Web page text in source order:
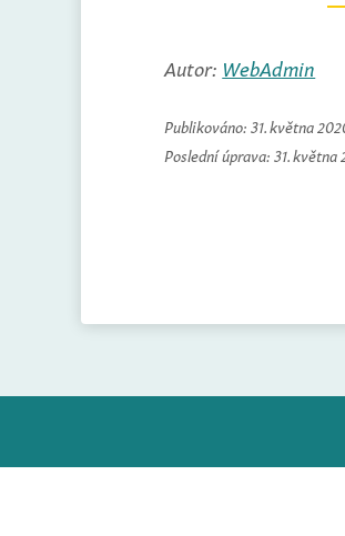
Autor: WebAdmin
Publikováno: 31. května
Poslední úprava: 31. května